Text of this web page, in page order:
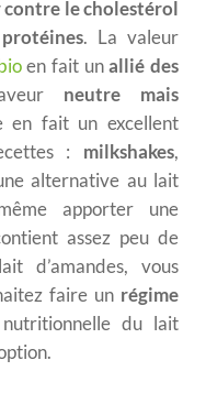
le cholestérol
. La valeur
en fait unallié des
neutre mais
en fait un excellent
: milkshakes,
alternative au lait
apporter une
assez peu de
d’amandes, vous
faire un régime
du lait